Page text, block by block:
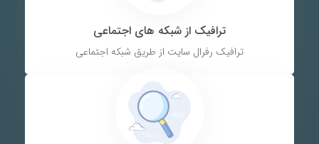
ترافیک از شبکه های اجتماعی
ترافیک رفرال سایت از طریق شبکه اجتماعی